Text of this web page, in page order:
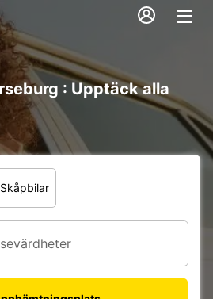
: Upptäck alla
Skåpbilar